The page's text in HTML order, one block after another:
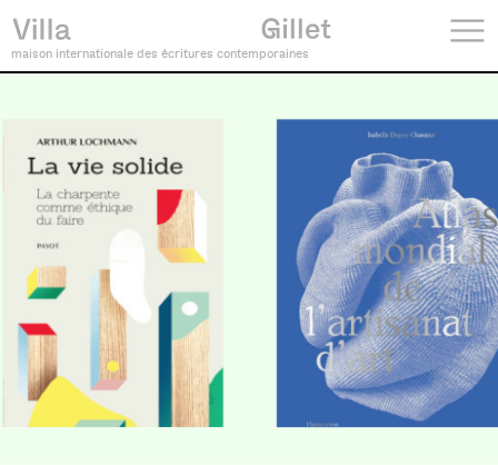
maison internationale des écritures contemporaines